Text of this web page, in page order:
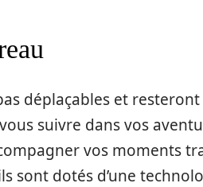
déplaçables et resteront
suivre dans vos
vos moments
sont dotés d’une